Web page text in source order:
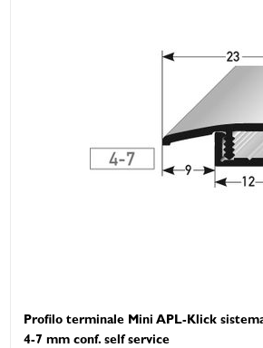
Profilo terminale Mini APL-Klick
4-7 mm conf. self service